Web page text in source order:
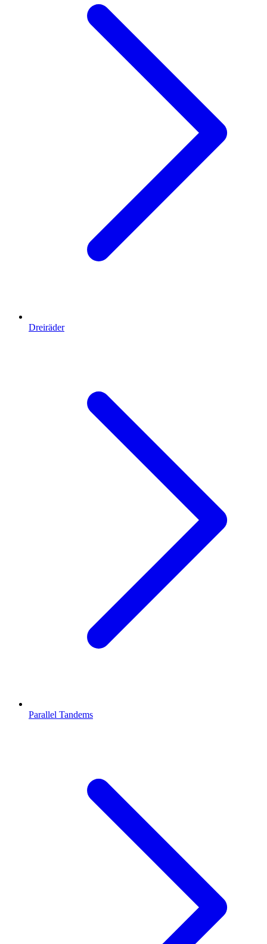
Dreiräder
Parallel Tandems